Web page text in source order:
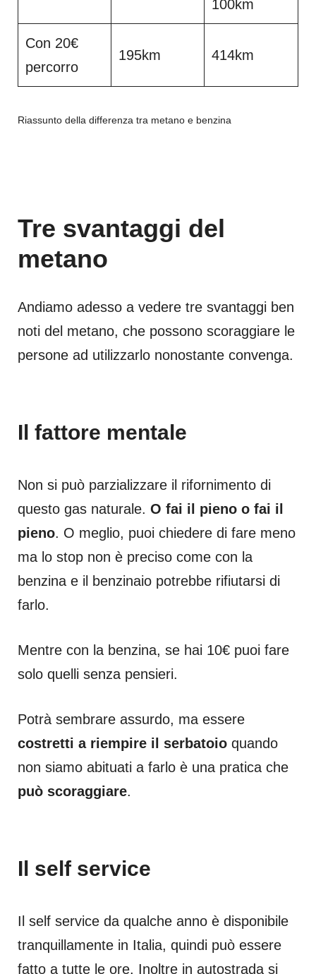
100km
Con 20€
percorro
195km 414km
Riassunto della differenza tra metano e benzina
Tre svantaggi del
metano
Andiamo adesso a vedere tre svantaggi ben
noti del metano, che possono scoraggiare le
persone ad utilizzarlo nonostante convenga.
Il fattore mentale
Non si può parzializzare il rifornimento di
questo gas naturale. O fai il pieno o fai il
pieno. O meglio, puoi chiedere di fare meno
ma lo stop non è preciso come con la
benzina e il benzinaio potrebbe rifiutarsi di
farlo.
Mentre con la benzina, se hai 10€ puoi fare
solo quelli senza pensieri.
Potrà sembrare assurdo, ma essere
costretti a riempire il serbatoio quando
non siamo abituati a farlo è una pratica che
può scoraggiare.
Il self service
Il self service da qualche anno è disponibile
tranquillamente in Italia, quindi può essere
fatto a tutte le ore. Inoltre in autostrada si